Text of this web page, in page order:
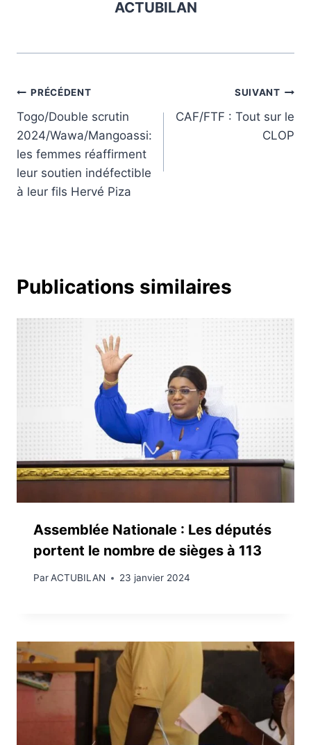
ACTUBILAN
Navigation
de
l’article
PRÉCÉDENT
Togo/Double scrutin
2024/Wawa/Mangoassi:
les femmes réaffirment
leur soutien indéfectible
à leur fils Hervé Piza
SUIVANT
CAF/FTF : Tout sur le
CLOP
Publications similaires
Assemblée Nationale : Les députés
portent le nombre de sièges à 113
ParACTUBILAN 23 janvier 2024